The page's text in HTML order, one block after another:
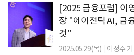
[2025 금융포럼] 이
장 "에이전틱 AI, 금
것"
2025.05.29(목) 이정수